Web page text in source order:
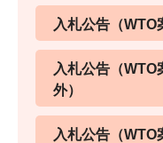
入札公告（WTO
入札公告（WTO
外）
入札公告（WTO